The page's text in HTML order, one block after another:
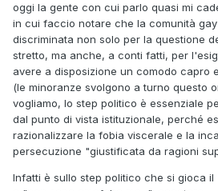
oggi la gente con cui parlo quasi mi
in cui faccio notare che la comunità
discriminata non solo per la questione
stretto, ma anche, a conti fatti, per
avere a disposizione un comodo capro
(le minoranze svolgono a turno questo
vogliamo, lo step politico è essenziale
dal punto di vista istituzionale, perché
razionalizzare la fobia viscerale e la
persecuzione "giustificata da ragioni
Infatti è sullo step politico che si gioca il